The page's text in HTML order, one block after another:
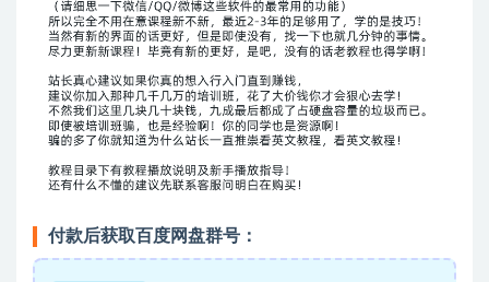
付款后获取百度网盘群号：